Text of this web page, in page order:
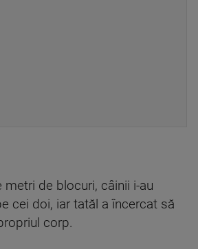
metri de blocuri, câinii i-au
cei doi, iar tatăl a încercat să
corp.